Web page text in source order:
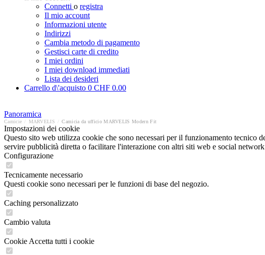
Connetti o registra
Il mio account
Informazioni utente
Indirizzi
Cambia metodo di pagamento
Gestisci carte di credito
I miei ordini
I miei download immediati
Lista dei desideri
Carrello d\'acquisto 0 CHF 0.00
Panoramica
Camicie MARVELIS Camicia da ufficio MARVELIS Modern Fit
Impostazioni dei cookie
Questo sito web utilizza cookie che sono necessari per il funzionamento
servire pubblicità diretta o facilitare l'interazione con altri siti web e social
Configurazione
Tecnicamente necessario
Questi cookie sono necessari per le funzioni di base del negozio.
Caching personalizzato
Cambio valuta
Cookie Accetta tutti i cookie